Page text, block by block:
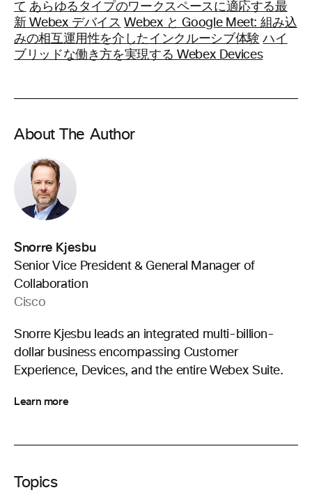
て あらゆるタイプのワークスペースに適応する最
新 Webex デバイス Webex と Google Meet: 組み込
みの相互運用性を介したインクルーシブ体験 ハイ
ブリッドな働き方を実現する Webex Devices
About The Author
Snorre Kjesbu
Senior Vice President & General Manager of
Collaboration
Cisco
Snorre Kjesbu leads an integrated multi-billion-
dollar business encompassing Customer
Experience, Devices, and the entire Webex Suite.
Learn more
Topics